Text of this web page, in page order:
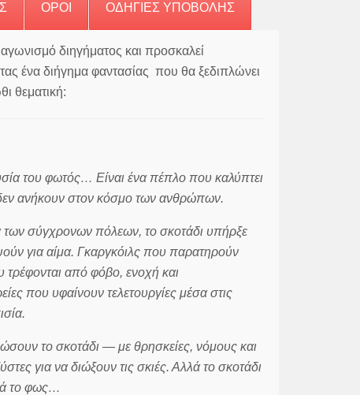
ΟΡΟΙ ΟΔΗΓΙΕΣ ΥΠΟΒΟΛΗΣ
διηγήματος και προσκαλεί
ένα διήγημα φαντασίας που θα ξεδιπλώνει
θεματική:
του φωτός… Είναι ένα πέπλο που καλύπτει
δεν ανήκουν στον κόσμο των ανθρώπων.
σύγχρονων πόλεων, το σκοτάδι υπήρξε
για αίμα. Γκαργκόιλς που παρατηρούν
τρέφονται από φόβο, ενοχή και
που υφαίνουν τελετουργίες μέσα στις
το σκοτάδι — με θρησκείες, νόμους και
για να διώξουν τις σκιές. Αλλά το σκοτάδι
το φως…